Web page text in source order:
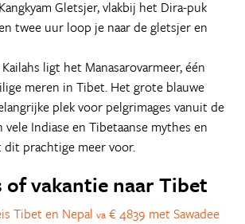
Gletsjer, vlakbij het Dira-puk
twee uur loop je naar de gletsjer en
ligt het Manasarovarmeer, één
meren in Tibet. Het grote blauwe
plek voor pelgrimages vanuit de
vele Indiase en Tibetaanse mythes en
dit prachtige meer voor.
of vakantie naar Tibet
Tibet en Nepal va € 4839 met Sawadee